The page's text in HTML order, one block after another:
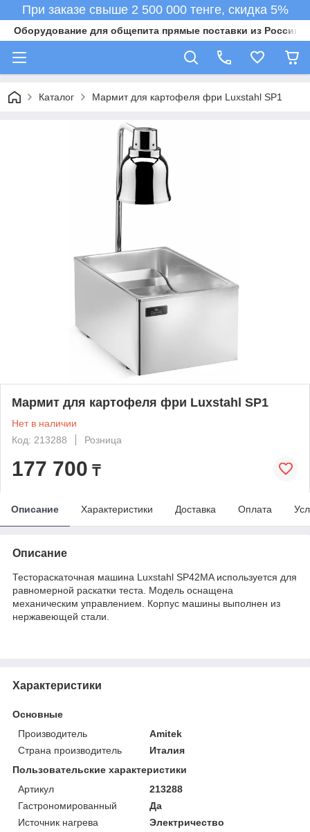
При заказе свыше 2 500 000 тенге, скидка 5%
Оборудование для общепита прямые поставки из России в
Каталог Мармит для картофеля фри Luxstahl SP1
Мармит для картофеля фри Luxstahl SP1
Нет в наличии
Код: 213288
Розница
177 700 ₸
Описание Характеристики Доставка Оплата
Описание
Тестораскаточная машина Luxstahl SP42MA используется для
равномерной раскатки теста. Модель оснащена
механическим управлением. Корпус машины выполнен из
нержавеющей стали.
Характеристики
Основные
Производитель
Amitek
Страна производитель
Италия
Пользовательские характеристики
Артикул
213288
Гастрономированный
Да
Источник нагрева
Электричество